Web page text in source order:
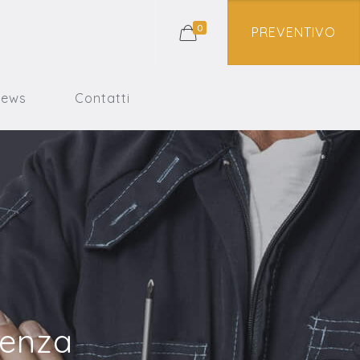
Contatti
0 PREVENTIVO